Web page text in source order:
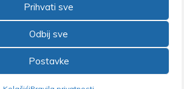
Prihvati sve
Odbij sve
Postavke